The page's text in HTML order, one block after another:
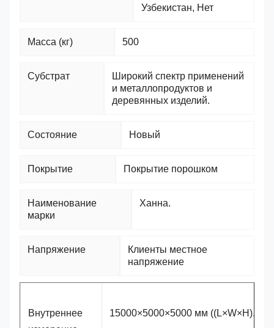
Узбекистан, Нет
Масса (кг) 500
Субстрат
Широкий спектр применений
и металлопродуктов и
деревянных изделий.
Состояние Новый
Покрытие Покрытие порошком
Наименование
марки
Ханна.
Напряжение
Клиенты местное
напряжение
Внутреннее
15000×5000×5000 мм ((L×W×H).